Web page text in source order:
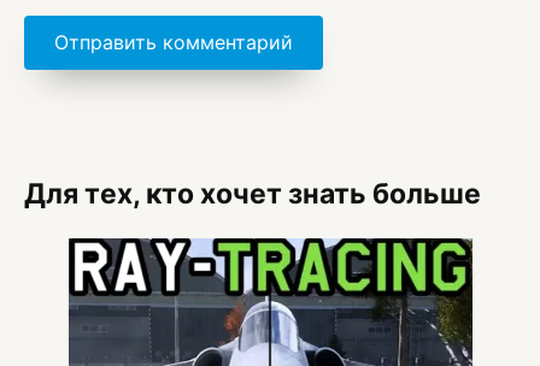
Для тех, кто хочет знать больше